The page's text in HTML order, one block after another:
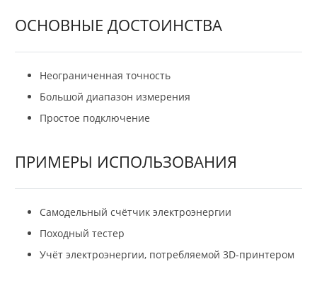
ОСНОВНЫЕ ДОСТОИНСТВА
Неограниченная точность
Большой диапазон измерения
Простое подключение
ПРИМЕРЫ ИСПОЛЬЗОВАНИЯ
Самодельный счётчик электроэнергии
Походный тестер
Учёт электроэнергии, потребляемой 3D-принтером